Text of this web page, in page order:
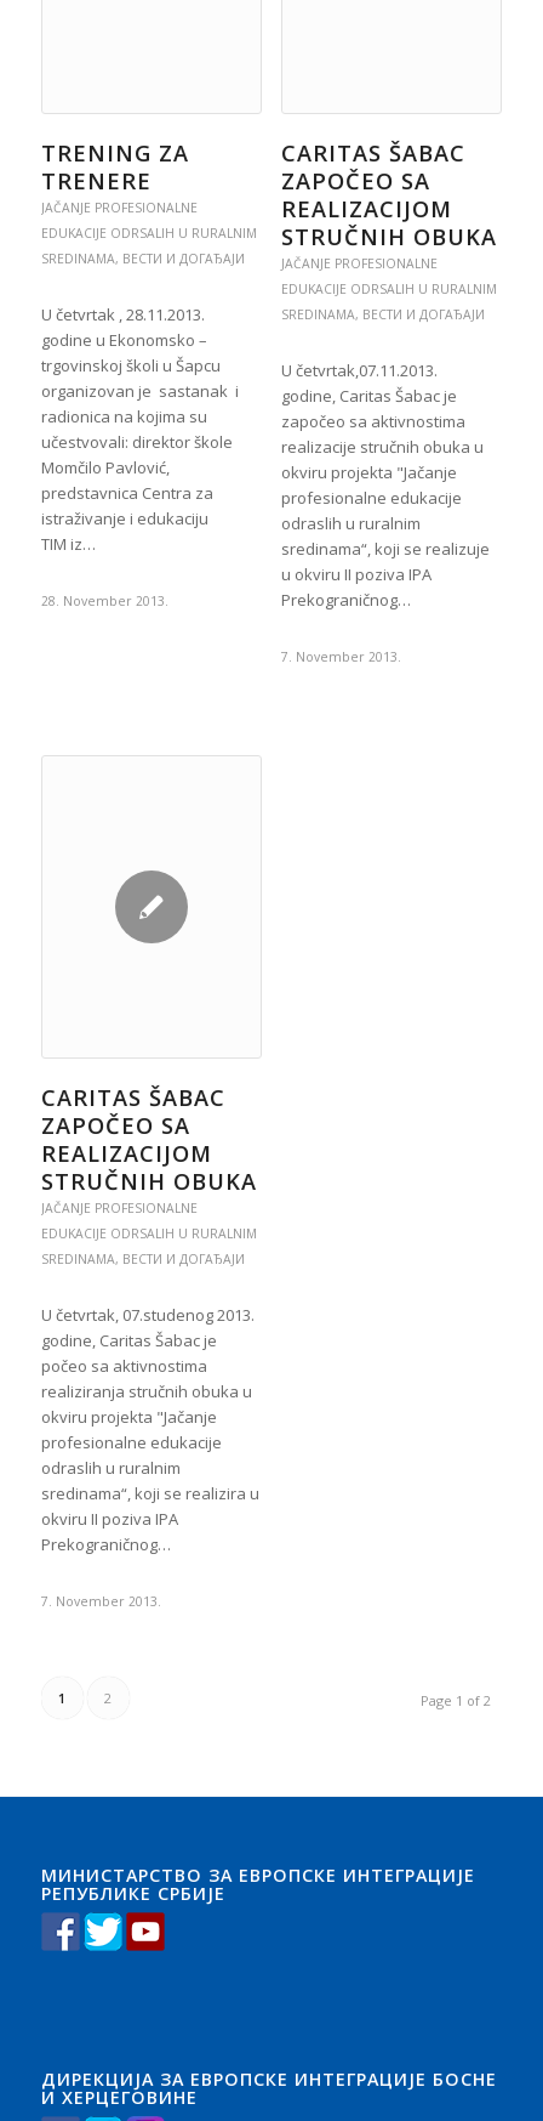
TRENING ZA
TRENERE
JAČANJE PROFESIONALNE
EDUKACIJE ODRSALIH U RURALNIM
SREDINAMA, ВЕСТИ И ДОГАЂАЈИ
U četvrtak , 28.11.2013.
godine u Ekonomsko –
trgovinskoj školi u Šapcu
organizovan je sastanak i
radionica na kojima su
učestvovali: direktor škole
Momčilo Pavlović,
predstavnica Centra za
istraživanje i edukaciju
TIM iz…
28. November 2013.
CARITAS ŠABAC
ZAPOČEO SA
REALIZACIJOM
STRUČNIH OBUKA
JAČANJE PROFESIONALNE
EDUKACIJE ODRSALIH U RURALNIM
SREDINAMA, ВЕСТИ И ДОГАЂАЈИ
U četvrtak,07.11.2013.
godine, Caritas Šabac je
započeo sa aktivnostima
realizacije stručnih obuka u
okviru projekta "Jačanje
profesionalne edukacije
odraslih u ruralnim
sredinama“, koji se realizuje
u okviru II poziva IPA
Prekograničnog…
7. November 2013.
CARITAS ŠABAC
ZAPOČEO SA
REALIZACIJOM
STRUČNIH OBUKA
JAČANJE PROFESIONALNE
EDUKACIJE ODRSALIH U RURALNIM
SREDINAMA, ВЕСТИ И ДОГАЂАЈИ
U četvrtak, 07.studenog 2013.
godine, Caritas Šabac je
počeo sa aktivnostima
realiziranja stručnih obuka u
okviru projekta "Jačanje
profesionalne edukacije
odraslih u ruralnim
sredinama“, koji se realizira u
okviru II poziva IPA
Prekograničnog…
7. November 2013.
Page 1 of 2
1 2
МИНИСТАРСТВО ЗА ЕВРОПСКЕ ИНТЕГРАЦИЈЕ
РЕПУБЛИКЕ СРБИЈЕ
ДИРЕКЦИЈА ЗА ЕВРОПСКЕ ИНТЕГРАЦИЈЕ БОСНЕ
И ХЕРЦЕГОВИНЕ